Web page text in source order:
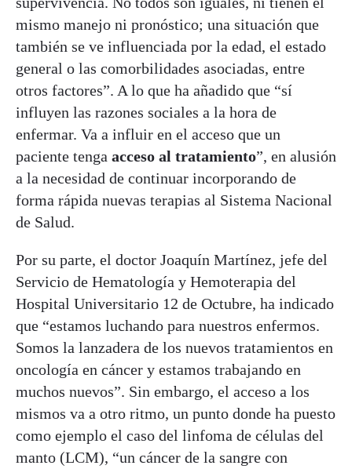
mismo manejo ni pronóstico; una situación que
también se ve influenciada por la edad, el estado
general o las comorbilidades asociadas, entre
otros factores”. A lo que ha añadido que “sí
influyen las razones sociales a la hora de
enfermar. Va a influir en el acceso que un
paciente tenga acceso al tratamiento”, en alusión
a la necesidad de continuar incorporando de
forma rápida nuevas terapias al Sistema Nacional
de Salud.
Por su parte, el doctor Joaquín Martínez, jefe del
Servicio de Hematología y Hemoterapia del
Hospital Universitario 12 de Octubre, ha indicado
que “estamos luchando para nuestros enfermos.
Somos la lanzadera de los nuevos tratamientos en
oncología en cáncer y estamos trabajando en
muchos nuevos”. Sin embargo, el acceso a los
mismos va a otro ritmo, un punto donde ha puesto
como ejemplo el caso del linfoma de células del
manto (LCM), “un cáncer de la sangre con